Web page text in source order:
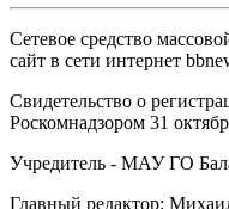
Сетевое средство
сайт в сети интернет
Свидетельство о
Роскомнадзором 31
Учредитель - МАУ ГО
Главный редактор: